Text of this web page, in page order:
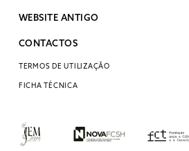
WEBSITE ANTIGO
CONTACTOS
TERMOS DE UTILIZAÇÃO
FICHA TÉCNICA